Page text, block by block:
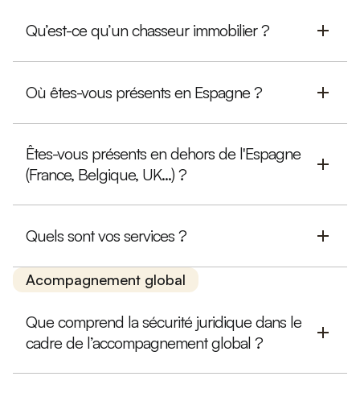
Qu’est-ce qu’un chasseur immobilier ?
Où êtes-vous présents en Espagne ?
Êtes-vous présents en dehors de l'Espagne
(France, Belgique, UK...) ?
Quels sont vos services ?
Acompagnement global
Que comprend la sécurité juridique dans le
cadre de l’accompagnement global ?